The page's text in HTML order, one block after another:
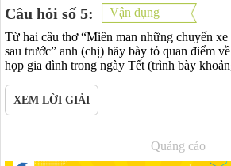
Câu hỏi số 5:
Vận dụng
Từ hai câu thơ “Miên man những chuyến
sau trước” anh (chị) hãy bày tỏ quan điểm
họp gia đình trong ngày Tết (trình bày
XEM LỜI GIẢI
Quảng cáo